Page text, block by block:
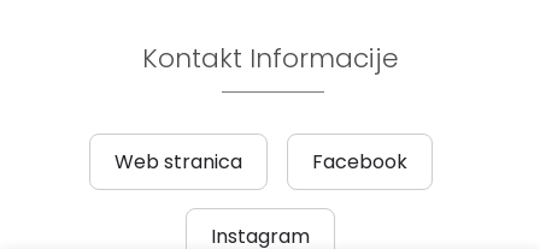
Kontakt Informacije
Web stranica Facebook
Instagram